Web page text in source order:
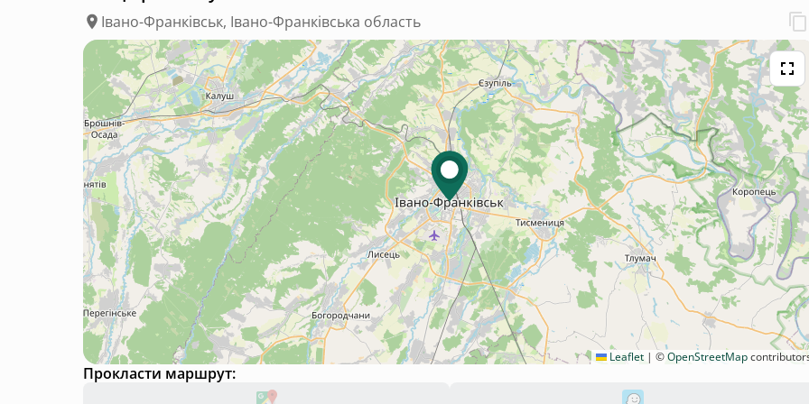
Івано-Франківськ, Івано-Франківська область
Leaflet | ©OpenStreetMap
Прокласти маршрут: